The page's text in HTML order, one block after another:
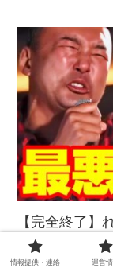
【完全終了】
敗！大石晃子
く票を削る最
情報提供・連絡 運営